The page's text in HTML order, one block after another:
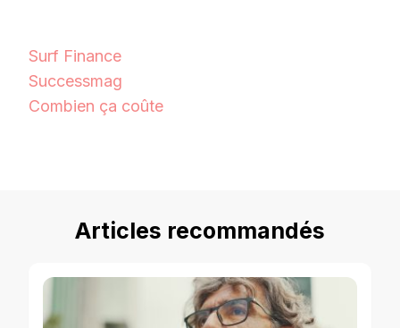
Surf Finance
Successmag
Combien ça coûte
Articles recommandés